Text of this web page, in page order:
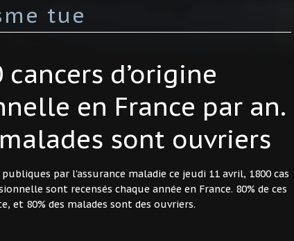
tue
cancers d’origine
en France par an.
sont ouvriers
par l'assurance maladie ce jeudi 11 avril, 1800 cas
sont recensés chaque année en France. 80% de ces
et 80% des malades sont des ouvriers.